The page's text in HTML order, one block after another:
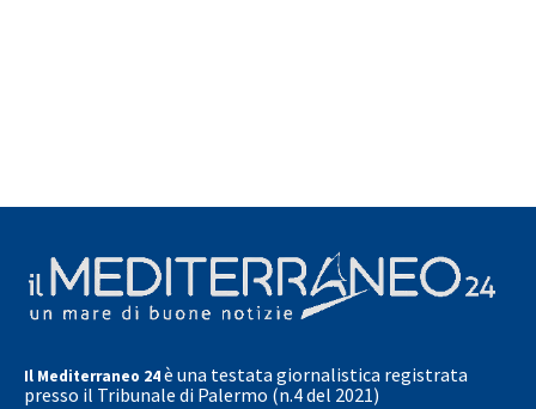
Il Mediterraneo 24è una testata giornalistica registrata
presso il Tribunale di Palermo (n.4 del 2021)